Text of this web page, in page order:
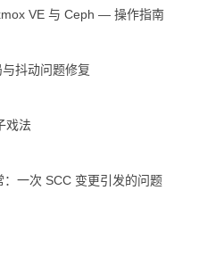
VE 与 Ceph — 操作指南
抖动问题修复
戏法
一次 SCC 变更引发的问题